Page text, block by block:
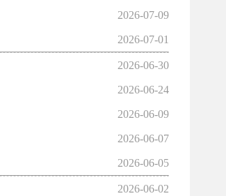
2026-07-09
2026-07-01
2026-06-30
2026-06-24
2026-06-09
2026-06-07
2026-06-05
2026-06-02